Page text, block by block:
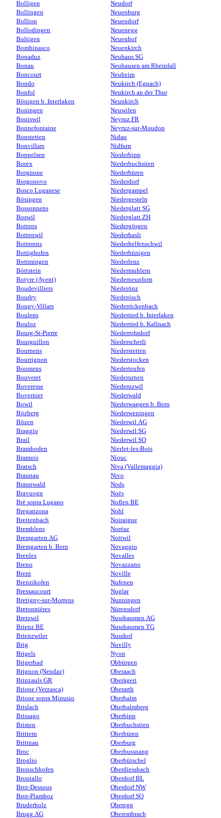
Bolligen
Bollingen
Bollion
Bollodingen
Boltigen
Bombinasco
Bonaduz
Bonau
Boncourt
Bondo
Bonfol
Bönigen b. Interlaken
Boningen
Boniswil
Bonnefontaine
Bonstetten
Bonvillars
Boppelsen
Borex
Borgnone
Borgonovo
Bosco Luganese
Bösingen
Bossonnens
Boswil
Bottens
Bottenwil
Botterens
Bottighofen
Bottmingen
Böttstein
Botyre (Ayent)
Boudevilliers
Boudry
Bougy-Villars
Boulens
Bouloz
Bourg-St-Pierre
Bourguillon
Bournens
Bourrignon
Boussens
Bouveret
Boveresse
Bovernier
Bowil
Bözberg
Bözen
Braggio
Brail
Bramboden
Bramois
Bratsch
Braunau
Braunwald
Bravuogn
Brè sopra Lugano
Breganzona
Breitenbach
Bremblens
Bremgarten AG
Bremgarten b. Bern
Brenles
Breno
Brent
Brenzikofen
Bressaucourt
Bretigny-sur-Morrens
Bretonnières
Bretzwil
Brienz BE
Brienzwiler
Brig
Brigels
Brigerbad
Brignon (Nendaz)
Brinzauls GR
Brione (Verzasca)
Brione sopra Minusio
Brislach
Brissago
Bristen
Brittern
Brittnau
Broc
Broglio
Bronschhofen
Brontallo
Brot-Dessous
Brot-Plamboz
Bruderholz
Brugg AG
Neudorf
Neuenburg
Neuendorf
Neuenegg
Neuenhof
Neuenkirch
Neuhaus SG
Neuhausen am Rheinfall
Neuheim
Neukirch (Egnach)
Neukirch an der Thur
Neunkirch
Neuwilen
Neyruz FR
Neyruz-sur-Moudon
Nidau
Nidfurn
Niederbipp
Niederbuchsiten
Niederbüren
Niederdorf
Niedergampel
Niedergesteln
Niederglatt SG
Niederglatt ZH
Niedergösgen
Niederhasli
Niederhelfenschwil
Niederhünigen
Niederlenz
Niedermuhlern
Niederneunforn
Niederönz
Niederösch
Niederrickenbach
Niederried b. Interlaken
Niederried b. Kallnach
Niederrohrdorf
Niederscherli
Niederstetten
Niederstocken
Niederteufen
Niederurnen
Niederuzwil
Niederwald
Niederwangen b. Bern
Niederweningen
Niederwil AG
Niederwil SG
Niederwil SO
Nierlet-les-Bois
Niouc
Niva (Vallemaggia)
Nivo
Nods
Noës
Noflen BE
Nohl
Noiraigue
Noréaz
Nottwil
Novaggio
Novalles
Novazzano
Noville
Nufenen
Nuglar
Nunningen
Nürensdorf
Nussbaumen AG
Nussbaumen TG
Nusshof
Nuvilly
Nyon
Obbürgen
Oberaach
Oberägeri
Oberarth
Oberbalm
Oberbalmberg
Oberbipp
Oberbuchsiten
Oberbüren
Oberburg
Oberbussnang
Oberbütschel
Oberdiessbach
Oberdorf BL
Oberdorf NW
Oberdorf SO
Oberegg
Oberembrach